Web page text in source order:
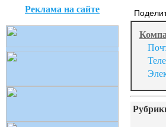
Реклама на сайте